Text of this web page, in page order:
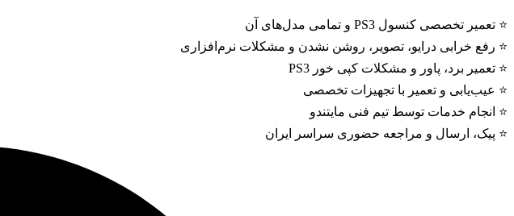
⭐️ تعمیر تخصصی کنسول PS3 و تمامی مدل‌های آن
⭐️ رفع خرابی درایو، تصویر، روشن نشدن و مشکلات نرم‌افزاری
⭐️ تعمیر برد، پاور و مشکلات کپی خور PS3
⭐️ عیب‌یابی و تعمیر با تجهیزات تخصصی
⭐️ انجام خدمات توسط تیم فنی مایتندو
⭐️ پیک، ارسال و مراجعه حضوری سراسر ایران